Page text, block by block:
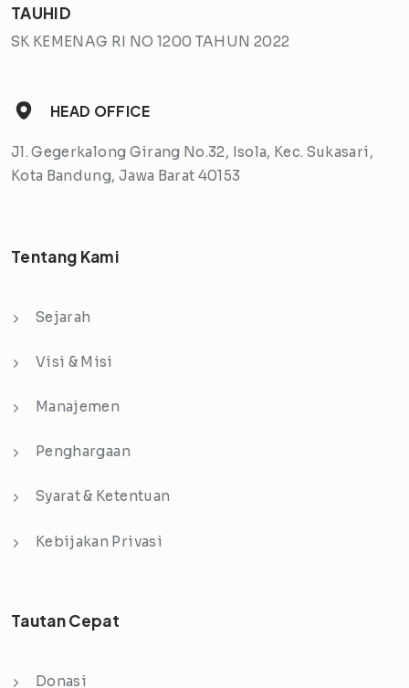
TAUHID
SK KEMENAG RI NO 1200 TAHUN 2022
HEAD OFFICE
Jl. Gegerkalong Girang No.32, Isola, Kec. Sukasari,
Kota Bandung, Jawa Barat 40153
Tentang Kami
Sejarah
Visi & Misi
Manajemen
Penghargaan
Syarat & Ketentuan
Kebijakan Privasi
Tautan Cepat
Donasi